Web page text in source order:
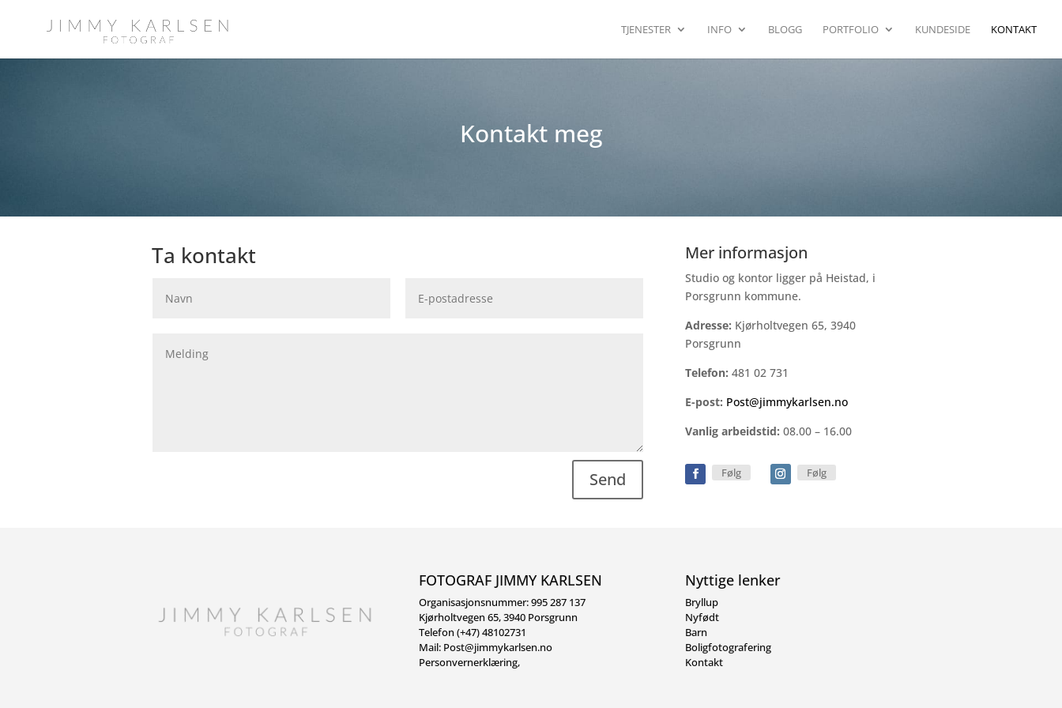
TJENESTER INFO BLOGG PORTFOLIO KUNDESIDE KONTAKT
Kontakt meg
Ta kontakt
Send
Mer informasjon
Studio og kontor ligger på Heistad, i
Porsgrunn kommune.
Adresse: Kjørholtvegen 65, 3940
Porsgrunn
Telefon: 481 02 731
E-post: Post@jimmykarlsen.no
Vanlig arbeidstid:08.00 – 16.00
Følg Følg
FOTOGRAF JIMMY KARLSEN
Organisasjonsnummer: 995 287 137
Kjørholtvegen 65, 3940 Porsgrunn
Telefon (+47) 48102731
Mail: Post@jimmykarlsen.no
Personvernerklæring,
Nyttige lenker
Bryllup
Nyfødt
Barn
Boligfotografering
Kontakt